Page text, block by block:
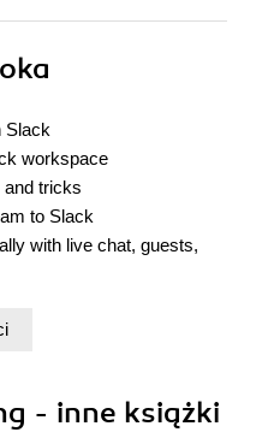
Slack
workspace
tricks
to Slack
with live chat, guests,
tools
- inne książki